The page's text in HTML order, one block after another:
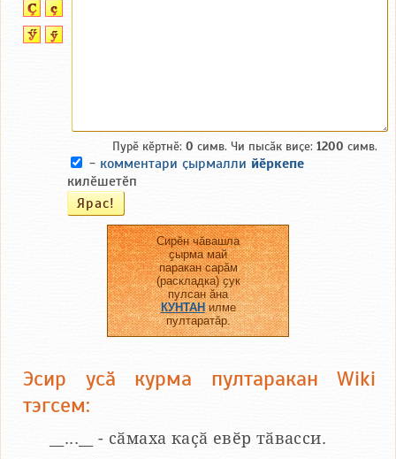
Пурӗ кӗртнӗ: 0 симв. Чи пысӑк виҫе: 1200 симв.
- комментари ҫырмалли йӗркепе
килӗшетӗп
Сирӗн чӑвашла
ҫырма май
паракан сарӑм
(раскладка) ҫук
пулсан ӑна
КУНТАНилме
пултаратӑр.
Эсир усӑ курма пултаракан Wiki
тэгсем:
__...__ - сӑмаха каҫӑ евӗр тӑвасси.